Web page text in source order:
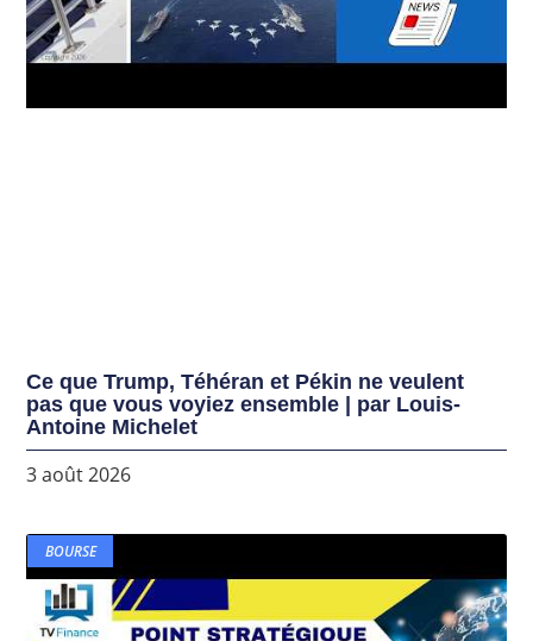
Ce que Trump, Téhéran et Pékin ne veulent
pas que vous voyiez ensemble | par Louis-
Antoine Michelet
3 août 2026
BOURSE